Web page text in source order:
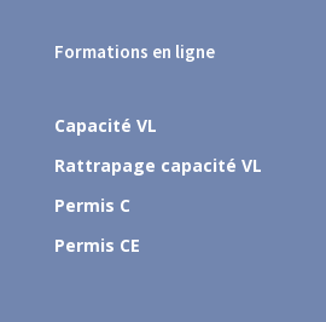
Formations en ligne
Capacité VL
Rattrapage capacité VL
Permis C
Permis CE